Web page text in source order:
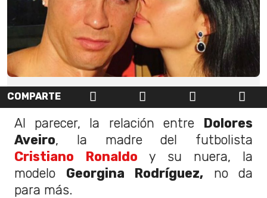
COMPARTE
Al parecer, la relación entre Dolores
Aveiro, la madre del futbolista
Cristiano Ronaldo
y su nuera, la
modelo Georgina Rodríguez, no da
para más.